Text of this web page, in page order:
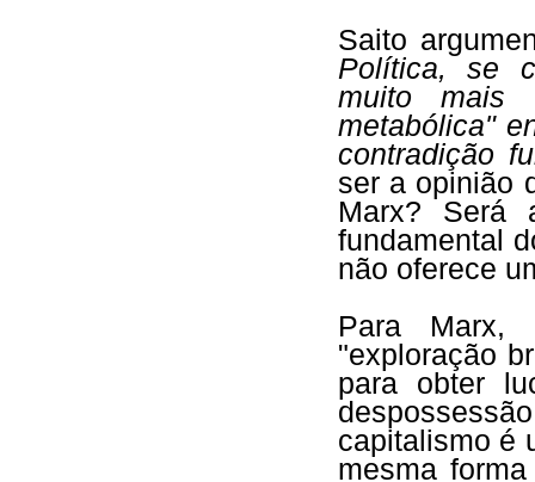
Saito
Política, se
muito mais
metabólica"
contradição
ser a opinião
Marx? Será
fundamental
não oferece
Para Marx,
"exploração
para obter
capitalismo é
mesma